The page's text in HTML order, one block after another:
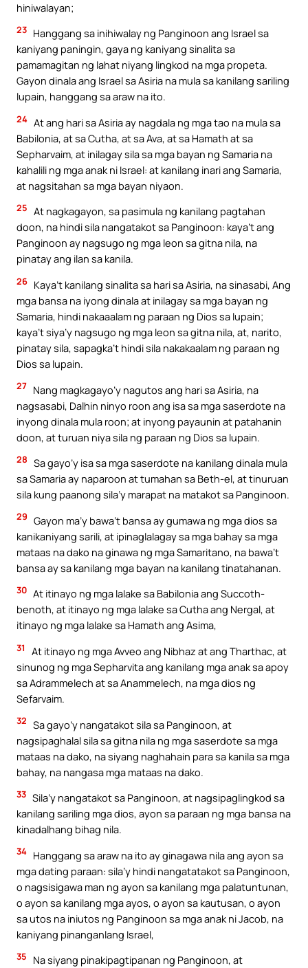
hiniwalayan;
23 Hanggang sa inihiwalay ng Panginoon ang Israel sa
kaniyang paningin, gaya ng kaniyang sinalita sa
pamamagitan ng lahat niyang lingkod na mga propeta.
Gayon dinala ang Israel sa Asiria na mula sa kanilang sariling
lupain, hanggang sa araw na ito.
24 At ang hari sa Asiria ay nagdala ng mga tao na mula sa
Babilonia, at sa Cutha, at sa Ava, at sa Hamath at sa
Sepharvaim, at inilagay sila sa mga bayan ng Samaria na
kahalili ng mga anak ni Israel: at kanilang inari ang Samaria,
at nagsitahan sa mga bayan niyaon.
25 At nagkagayon, sa pasimula ng kanilang pagtahan
doon, na hindi sila nangatakot sa Panginoon: kaya’t ang
Panginoon ay nagsugo ng mga leon sa gitna nila, na
pinatay ang ilan sa kanila.
26 Kaya’t kanilang sinalita sa hari sa Asiria, na sinasabi, Ang
mga bansa na iyong dinala at inilagay sa mga bayan ng
Samaria, hindi nakaaalam ng paraan ng Dios sa lupain;
kaya’t siya’y nagsugo ng mga leon sa gitna nila, at, narito,
pinatay sila, sapagka’t hindi sila nakakaalam ng paraan ng
Dios sa lupain.
27 Nang magkagayo’y nagutos ang hari sa Asiria, na
nagsasabi, Dalhin ninyo roon ang isa sa mga saserdote na
inyong dinala mula roon; at inyong payaunin at patahanin
doon, at turuan niya sila ng paraan ng Dios sa lupain.
28 Sa gayo’y isa sa mga saserdote na kanilang dinala mula
sa Samaria ay naparoon at tumahan sa Beth-el, at tinuruan
sila kung paanong sila’y marapat na matakot sa Panginoon.
29 Gayon ma’y bawa’t bansa ay gumawa ng mga dios sa
kanikaniyang sarili, at ipinaglalagay sa mga bahay sa mga
mataas na dako na ginawa ng mga Samaritano, na bawa’t
bansa ay sa kanilang mga bayan na kanilang tinatahanan.
30 At itinayo ng mga lalake sa Babilonia ang Succoth-
benoth, at itinayo ng mga lalake sa Cutha ang Nergal, at
itinayo ng mga lalake sa Hamath ang Asima,
31
At itinayo ng mga Avveo ang Nibhaz at ang Tharthac, at
sinunog ng mga Sepharvita ang kanilang mga anak sa apoy
sa Adrammelech at sa Anammelech, na mga dios ng
Sefarvaim.
32 Sa gayo’y nangatakot sila sa Panginoon, at
nagsipaghalal sila sa gitna nila ng mga saserdote sa mga
mataas na dako, na siyang naghahain para sa kanila sa mga
bahay, na nangasa mga mataas na dako.
33 Sila’y nangatakot sa Panginoon, at nagsipaglingkod sa
kanilang sariling mga dios, ayon sa paraan ng mga bansa na
kinadalhang bihag nila.
34 Hanggang sa araw na ito ay ginagawa nila ang ayon sa
mga dating paraan: sila’y hindi nangatatakot sa Panginoon,
o nagsisigawa man ng ayon sa kanilang mga palatuntunan,
o ayon sa kanilang mga ayos, o ayon sa kautusan, o ayon
sa utos na iniutos ng Panginoon sa mga anak ni Jacob, na
kaniyang pinanganlang Israel,
35
Na siyang pinakipagtipanan ng Panginoon, at